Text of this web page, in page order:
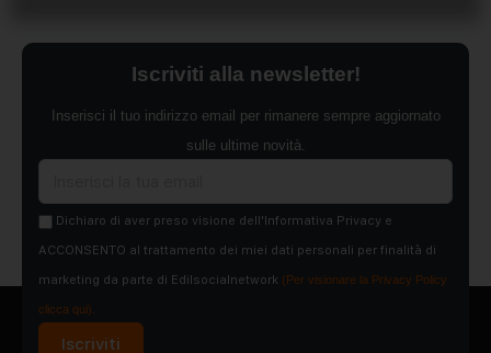
Iscriviti alla newsletter!
Inserisci il tuo indirizzo email per rimanere sempre aggiornato
sulle ultime novità.
Dichiaro di aver preso visione dell'Informativa Privacy e
ACCONSENTO al trattamento dei miei dati personali per finalità di
marketing da parte di Edilsocialnetwork (Per visionare la Privacy Policy
clicca qui).
Iscriviti